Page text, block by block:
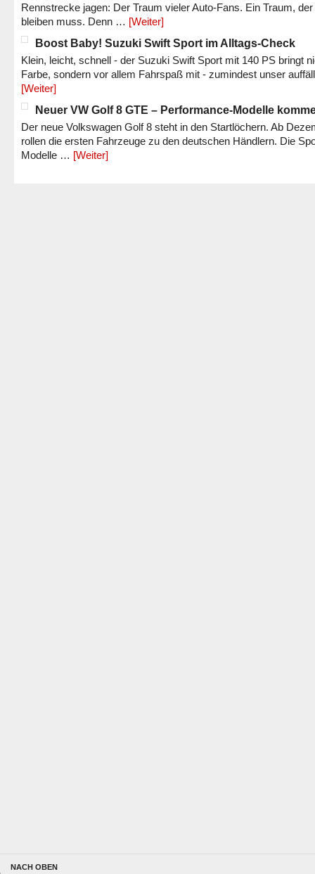
Rennstrecke jagen: Der Traum vieler Auto-Fans. Ein Traum,
bleiben muss. Denn … [Weiter]
Boost Baby! Suzuki Swift Sport im Alltags-Check
Klein, leicht, schnell - der Suzuki Swift Sport mit 140 PS bringt
Farbe, sondern vor allem Fahrspaß mit - zumindest unser
[Weiter]
Neuer VW Golf 8 GTE – Performance-Modelle
Der neue Volkswagen Golf 8 steht in den Startlöchern. Ab
rollen die ersten Fahrzeuge zu den deutschen Händlern. Die
Modelle … [Weiter]
NACH OBEN